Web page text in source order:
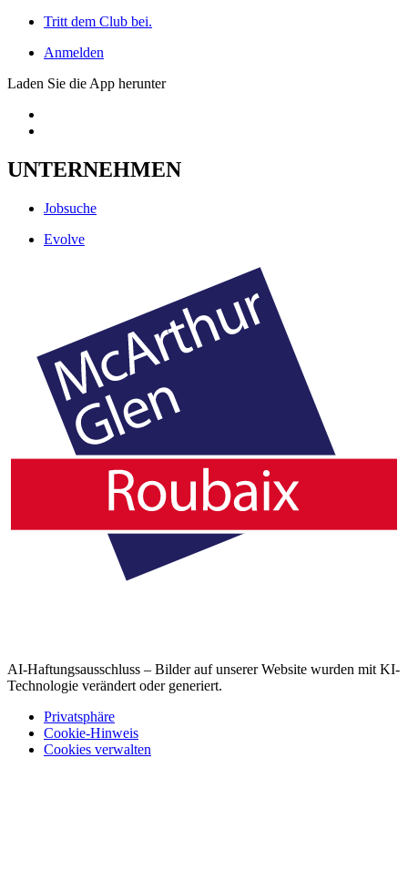
Tritt dem Club bei.
Anmelden
Laden Sie die App herunter
UNTERNEHMEN
Jobsuche
Evolve
AI-Haftungsausschluss – Bilder auf unserer Website wurden mit KI-
Technologie verändert oder generiert.
Privatsphäre
Cookie-Hinweis
Cookies verwalten